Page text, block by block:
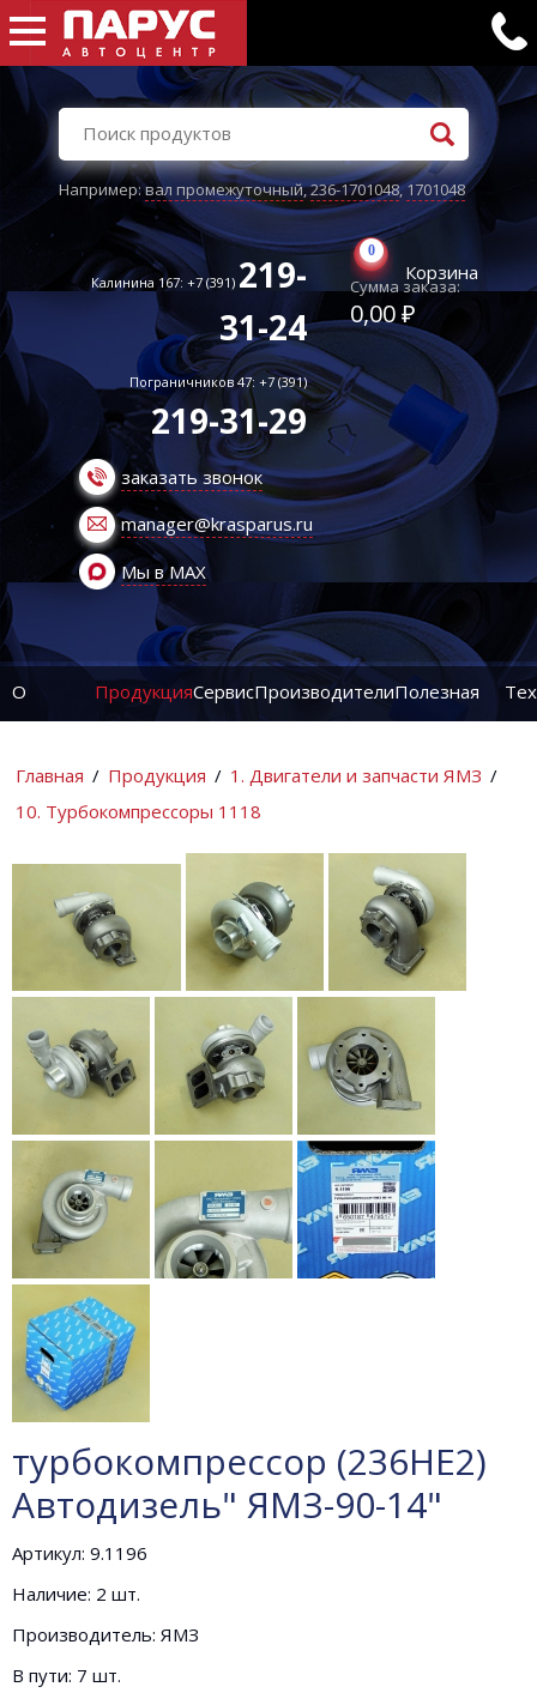
Например:вал промежуточный,236-1701048,1701048
Калинина 167: +7 (391) 219-
31-24
Пограничников 47: +7 (391)
219-31-29
заказать звонок
manager@krasparus.ru
Мы в MAX
0
Корзина
Сумма заказа:
0,00 ₽
О ПродукцияСервисПроизводителиПолезная
Главная / Продукция / 1. Двигатели и запчасти ЯМЗ /
10. Турбокомпрессоры 1118
турбокомпрессор (236НЕ2)
Автодизель" ЯМЗ-90-14"
Артикул: 9.1196
Наличие: 2 шт.
Производитель: ЯМЗ
В пути: 7 шт.